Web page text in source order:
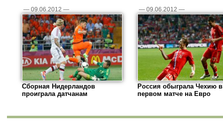
— 09.06.2012 —
Сборная Нидерландов
проиграла датчанам
— 09.06.2012 —
Россия обыграла Чехию в
первом матче на Евро